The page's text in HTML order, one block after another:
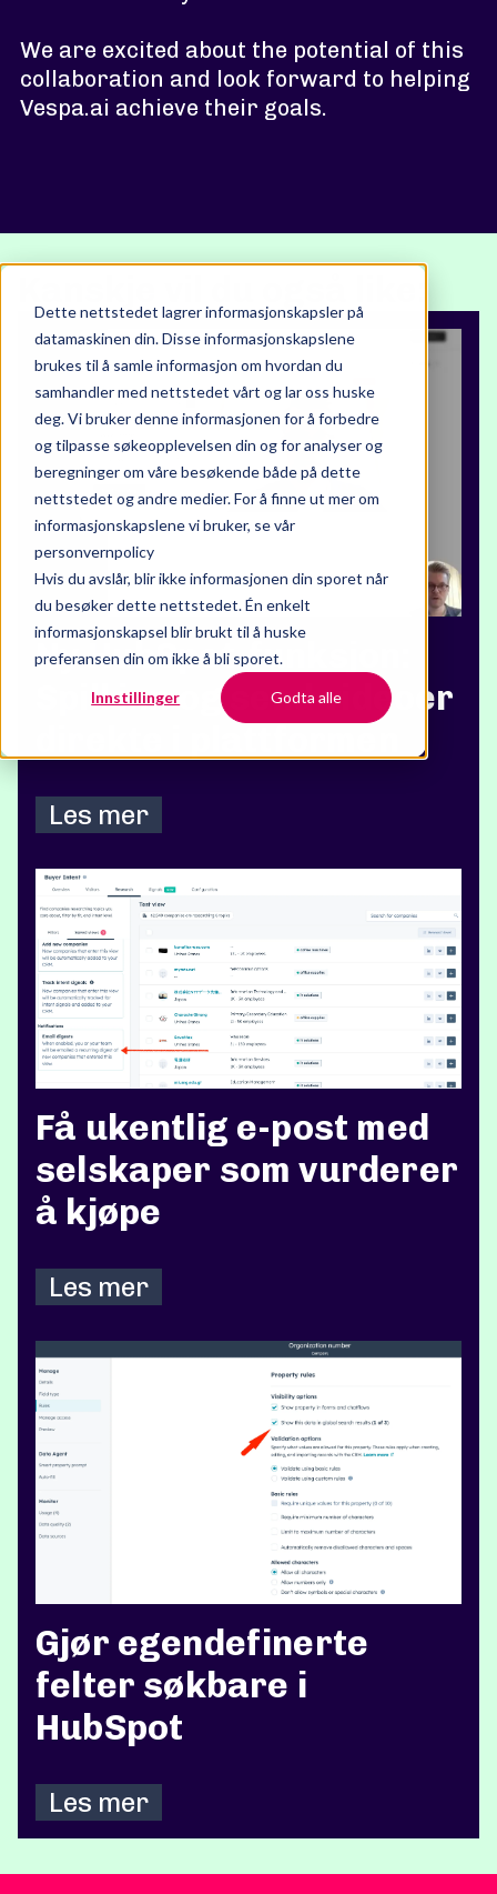
Dette nettstedet lagrer informasjonskapsler på
datamaskinen din. Disse informasjonskapslene
brukes til å samle informasjon om hvordan du
samhandler med nettstedet vårt og lar oss huske
deg. Vi bruker denne informasjonen for å forbedre
og tilpasse søkeopplevelsen din og for analyser og
beregninger om våre besøkende både på dette
nettstedet og andre medier. For å finne ut mer om
informasjonskapslene vi bruker, se vår
personvernpolicy
Hvis du avslår, blir ikke informasjonen din sporet når
du besøker dette nettstedet. Én enkelt
informasjonskapsel blir brukt til å huske
preferansen din om ikke å bli sporet.
Innstillinger Godta alle
We are excited about the potential of this
collaboration and look forward to helping
Vespa.ai achieve their goals.
Ny HubSpot-funksjon:
Spill inn og send videoer
Les mer
Få ukentlig e-post med
selskaper som vurderer
å kjøpe
Les mer
Gjør egendefinerte
felter søkbare i
HubSpot
Les mer